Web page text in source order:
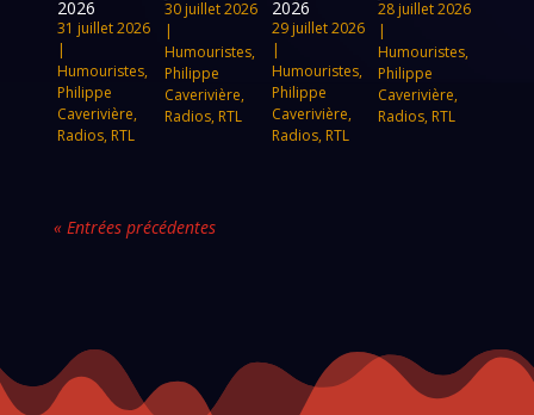
2026
31 juillet 2026
|
Humouristes,
Philippe
Caverivière,
Radios, RTL
30 juillet 2026
|
Humouristes,
Philippe
Caverivière,
Radios, RTL
2026
29 juillet 2026
|
Humouristes,
Philippe
Caverivière,
Radios, RTL
28 juillet 2026
|
Humouristes,
Philippe
Caverivière,
Radios, RTL
« Entrées précédentes